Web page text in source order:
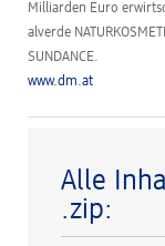
Milliarden Euro
alverde
SUNDANCE.
www.dm.at
Alle
.zip: